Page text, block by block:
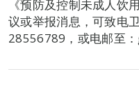
《预防及控制未成人饮
议或举报消息，可致电
28556789，或电邮至